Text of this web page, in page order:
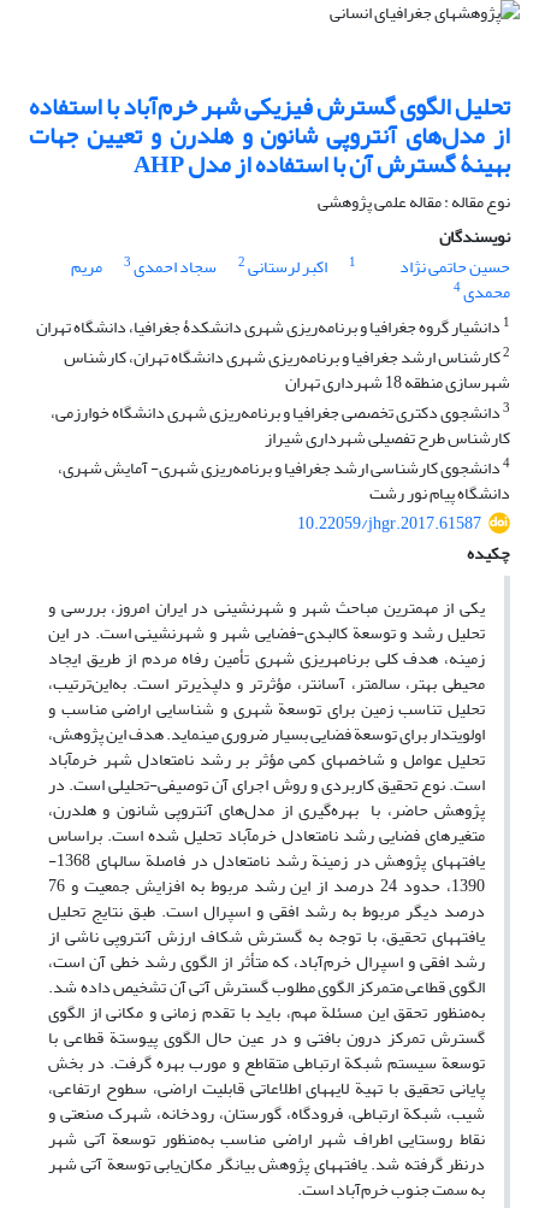
تحلیل الگوی گسترش فیزیکی شهر خرم‌آباد با استفاده
از مدل‌های آنتروپی شانون و هلدرن و تعیین جهات
بهینۀ گسترش آن با استفاده از مدل AHP
نوع مقاله : مقاله علمی پژوهشی
نویسندگان
حسین حاتمی نژاد
1 اکبر لرستانی2 سجاد احمدی3 مریم
محمدی4
1 دانشیار گروه جغرافیا و برنامه‌ریزی شهری دانشکدۀ جغرافیا، دانشگاه تهران
2کارشناس ارشد جغرافیا و برنامه‌ریزی شهری دانشگاه تهران، کارشناس
شهرسازی منطقه 18 شهرداری تهران
3دانشجوی دکتری تخصصی جغرافیا و برنامه‌ریزی شهری دانشگاه خوارزمی،
کارشناس طرح تفصیلی شهرداری شیراز
4دانشجوی کارشناسی ارشد جغرافیا و برنامه‌ریزی شهری- آمایش شهری،
دانشگاه پیام نور رشت
10.22059/jhgr.2017.61587
چکیده
یکی از مهم­ترین مباحث شهر و شهرنشینی در ایران امروز، بررسی و
تحلیل رشد و توسعة کالبدی-فضایی شهر و شهرنشینی است. در این
زمینه، هدف کلی برنامه­ریزی شهری تأمین رفاه مردم از طریق ایجاد
محیطی بهتر، سالم­تر، آسان­تر، مؤثرتر و دلپذیرتر است. به‌این‌ترتیب،
تحلیل تناسب زمین برای توسعة شهری و شناسایی اراضی مناسب و
اولویت­دار برای توسعة­ فضایی بسیار ضروری می­نماید. هدف این پژوهش،
تحلیل عوامل و شاخص­های کمی مؤثر بر رشد نامتعادل شهر خرم­آباد
است. نوع تحقیق کاربردی و روش اجرای آن توصیفی-تحلیلی است. در
پژوهش حاضر، با بهره‌گیری از مدل‌های آنتروپی شانون و هلدرن،
متغیرهای فضایی رشد نامتعادل خرم­آباد تحلیل شده است. براساس
یافته­های پژوهش در زمینة رشد نامتعادل در فاصلة سال­های 1368-
1390، حدود 24 درصد از این رشد مربوط به افزایش جمعیت و 76
درصد دیگر مربوط به رشد افقی و اسپرال است. طبق نتایج تحلیل
یافته­های تحقیق، با توجه به گسترش شکاف ارزش آنتروپی ناشی از
رشد افقی و اسپرال خرم‌آباد، که متأثر از الگوی رشد خطی آن است،
الگوی قطاعی متمرکز الگوی مطلوب گسترش آتی آن تشخیص داده شد.
به‌منظور تحقق این مسئلة مهم، باید با تقدم زمانی و مکانی از الگوی
گسترش تمرکز درون بافتی و در عین حال الگوی پیوستة قطاعی با
توسعة سیستم شبکة ارتباطی متقاطع و مورب بهره گرفت. در بخش
پایانی تحقیق با تهیة لایه­های اطلاعاتی قابلیت اراضی، سطوح ارتفاعی،
شیب، شبکة ارتباطی، فرودگاه، گورستان، رودخانه، شهرک صنعتی و
نقاط روستایی اطراف شهر اراضی مناسب به‌منظور توسعة آتی شهر
درنظر گرفته شد. یافته­های پژوهش بیانگر مکان‌یابی توسعة آتی شهر
به سمت جنوب خرم‌آباد است.